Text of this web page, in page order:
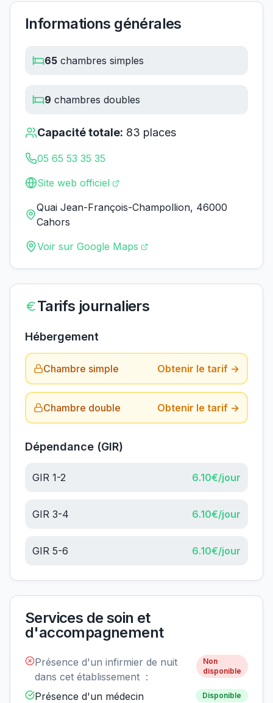
Informations générales
65 chambres simples
9 chambres doubles
Capacité totale: 83 places
05 65 53 35 35
Site web officiel
Quai Jean-François-Champollion, 46000
Cahors
Voir sur Google Maps
Tarifs journaliers
Hébergement
Chambre simple Obtenir le tarif →
Chambre double Obtenir le tarif →
Dépendance (GIR)
GIR 1-2 6.10€/jour
GIR 3-4 6.10€/jour
GIR 5-6 6.10€/jour
Services de soin et
d'accompagnement
Présence d'un infirmier de nuit
dans cet établissement :
Non
disponible
Présence d'un médecin
Disponible